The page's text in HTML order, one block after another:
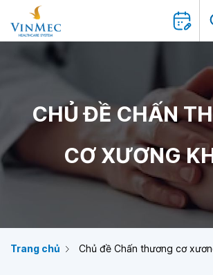
CHỦ ĐỀ CHẤN
CƠ XƯƠNG
Trang chủ Chủ đề Chấn thương cơ